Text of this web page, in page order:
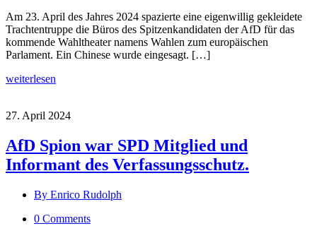
Am 23. April des Jahres 2024 spazierte eine eigenwillig gekleidete
Trachtentruppe die Büros des Spitzenkandidaten der AfD für das
kommende Wahltheater namens Wahlen zum europäischen
Parlament. Ein Chinese wurde eingesagt. […]
weiterlesen
27. April 2024
AfD Spion war SPD Mitglied und
Informant des Verfassungsschutz.
By Enrico Rudolph
0 Comments